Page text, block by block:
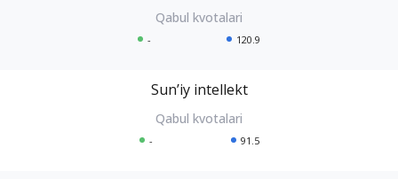
- 120.9
Sunʼiy intellekt
- 91.5